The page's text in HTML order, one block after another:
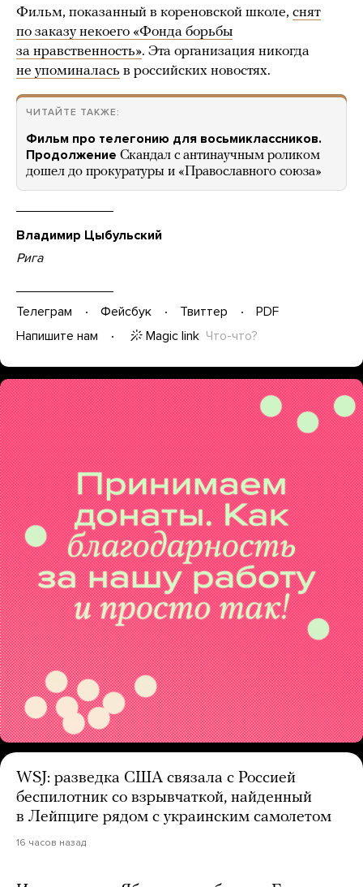
Фильм, показанный в кореновской школе, снят
по заказу некоего «Фонда борьбы
за нравственность». Эта организация никогда
не упоминалась в российских новостях.
ЧИТАЙТЕ ТАКЖЕ:
Фильм про телегонию для восьмиклассников.
Продолжение Скандал с антинаучным роликом
дошел до прокуратуры и «Православного союза»
Владимир Цыбульский
Рига
Телеграм Фейсбук Твиттер
PDF
Напишите нам
Magic link Что-что?
WSJ: разведка США связала с Россией
беспилотник со взрывчаткой, найденный
в Лейпциге рядом с украинским самолетом
16 часов назад